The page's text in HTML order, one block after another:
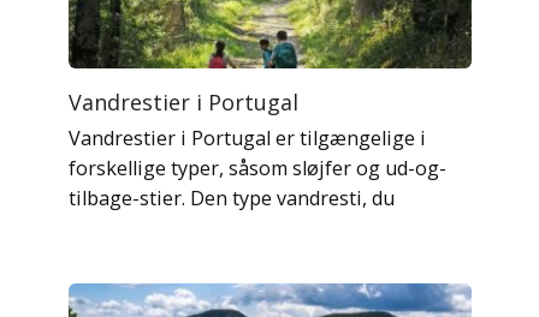
Vandrestier i Portugal
Vandrestier i Portugal er tilgængelige i
forskellige typer, såsom sløjfer og ud-og-
tilbage-stier. Den type vandresti, du